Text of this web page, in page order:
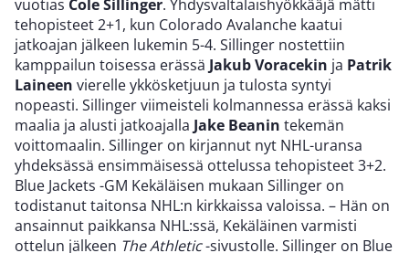
vuotias Cole Sillinger. Yhdysvaltalaishyökkääjä mätti
tehopisteet 2+1, kun Colorado Avalanche kaatui
jatkoajan jälkeen lukemin 5-4. Sillinger nostettiin
kamppailun toisessa erässä Jakub Voracekin ja Patrik
Laineen vierelle ykkösketjuun ja tulosta syntyi
nopeasti. Sillinger viimeisteli kolmannessa erässä kaksi
maalia ja alusti jatkoajalla Jake Beanin tekemän
voittomaalin. Sillinger on kirjannut nyt NHL-uransa
yhdeksässä ensimmäisessä ottelussa tehopisteet 3+2.
Blue Jackets -GM Kekäläisen mukaan Sillinger on
todistanut taitonsa NHL:n kirkkaissa valoissa. – Hän on
ansainnut paikkansa NHL:ssä, Kekäläinen varmisti
ottelun jälkeen The Athletic-sivustolle. Sillinger on Blue